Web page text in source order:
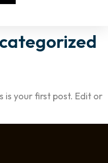
is your first post. Edit or